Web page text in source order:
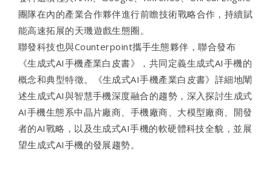
團隊在內的產業合作夥伴進行前瞻技術戰略合作，持續賦
能高速拓展的天璣遊戲生態圈。
聯發科技也與Counterpoint攜手生態夥伴，聯合發布
《生成式AI手機產業白皮書》，共同定義生成式AI手機的
概念和典型特徵。《生成式AI手機產業白皮書》詳細地闡
述生成式AI與智慧手機深度融合的趨勢，深入探討生成式
AI手機生態系中晶片廠商、手機廠商、大模型廠商、開發
者的AI戰略，以及生成式AI手機的軟硬體科技全貌，並展
望生成式AI手機的發展趨勢。